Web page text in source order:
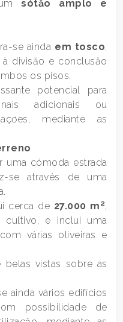
umsótăo amplo e
se ainda em tosco,
divisăo e conclusăo
os pisos.
potencial para
adicionais ou
mediante as
uma cómoda estrada
se através de uma
cerca de 27.000 m²,
cultivo, e inclui uma
várias oliveiras e
vistas sobre as
ainda vários edifícios
possibilidade de